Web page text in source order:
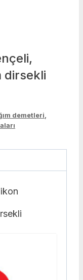
dirsekli
demetleri,